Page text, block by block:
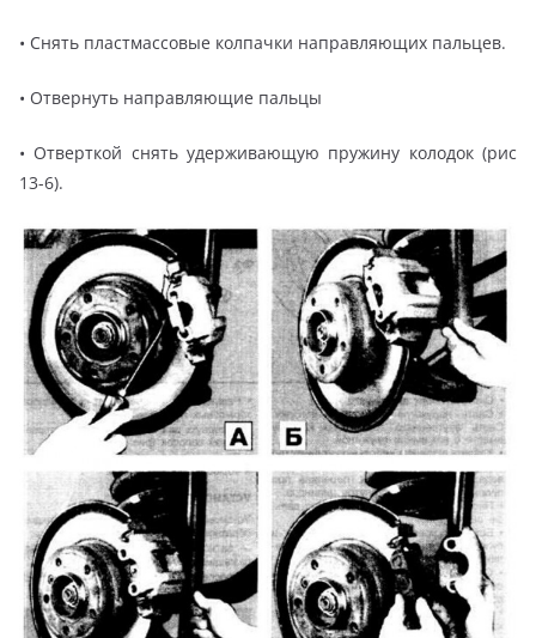
• Снять пластмассовые колпачки направляющих пальцев.
• Отвернуть направляющие пальцы
• Отверткой снять удерживающую пружину колодок (рис
13-6).